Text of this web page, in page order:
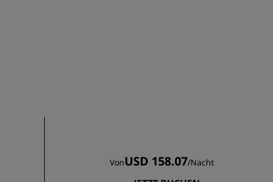
VonUSD 158.07/Nacht